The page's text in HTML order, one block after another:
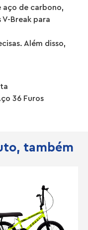
aço de carbono,
Break para
Além disso,
36 Furos
também